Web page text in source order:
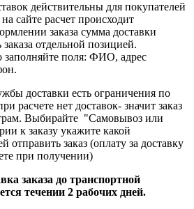
действительны для покупателей
сайте расчет происходит
заказа сумма доставки
отдельной позицией.
заполняйте поля: ФИО, адрес
доставки есть ограничения по
расчете нет доставок- значит заказ
Выбирайте "Самовывоз или
к заказу укажите какой
отправить заказ (оплату за доставку
при получении)
заказа до транспортной
течении 2 рабочих дней.